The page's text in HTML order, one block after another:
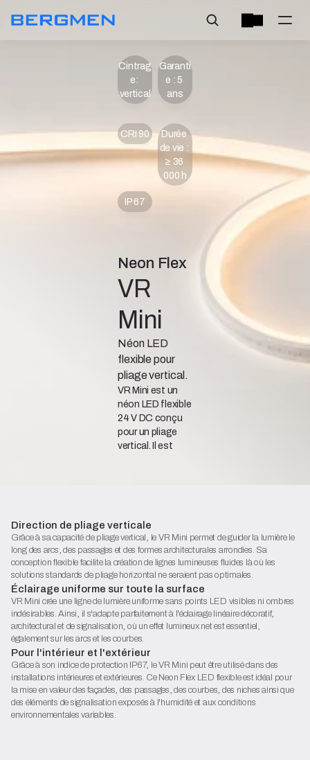
Durée
de vie :
≥ 36
000 h
Garanti
e : 5
ans
Cintrag
e:
vertical
IP 67
CRI 90
Neon Flex
VR
Mini
Néon LED
flexible pour
pliage vertical.
VR Mini est un
néon LED flexible
24 V DC conçu
pour un pliage
vertical. Il est
détails
architecturaux
exigeant une
ligne de lumière
fluide et
continue.
Fiche technique (PDF)
Déclaration de conformité
Commencez la configuration
Direction de pliage verticale
Grâce à sa capacité de pliage vertical, le VR Mini permet de guider la lumière le
long des arcs, des passages et des formes architecturales arrondies. Sa
conception flexible facilite la création de lignes lumineuses fluides là où les
solutions standards de pliage horizontal ne seraient pas optimales.
Éclairage uniforme sur toute la surface
VR Mini crée une ligne de lumière uniforme sans points LED visibles ni ombres
indésirables. Ainsi, il s'adapte parfaitement à l'éclairage linéaire décoratif,
architectural et de signalisation, où un effet lumineux net est essentiel,
également sur les arcs et les courbes.
Pour l'intérieur et l'extérieur
Grâce à son indice de protection IP67, le VR Mini peut être utilisé dans des
installations intérieures et extérieures. Ce Neon Flex LED flexible est idéal pour
la mise en valeur des façades, des passages, des courbes, des niches ainsi que
des éléments de signalisation exposés à l'humidité et aux conditions
environnementales variables.